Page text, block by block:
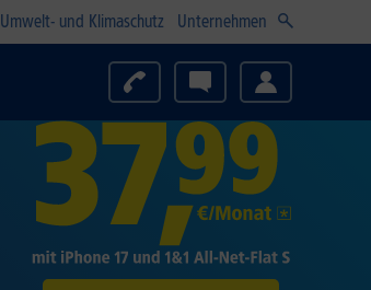
Umwelt- und Klimaschutz Unternehmen